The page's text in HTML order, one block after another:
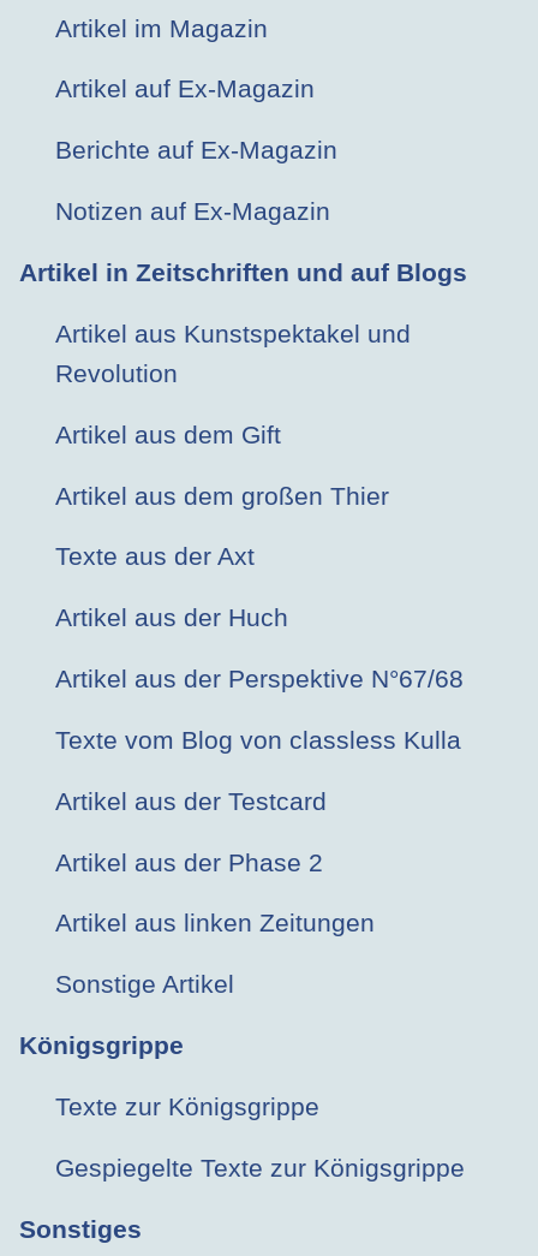
Artikel im Magazin
Artikel auf Ex-Magazin
Berichte auf Ex-Magazin
Notizen auf Ex-Magazin
Artikel in Zeitschriften und auf Blogs
Artikel aus Kunstspektakel und
Revolution
Artikel aus dem Gift
Artikel aus dem großen Thier
Texte aus der Axt
Artikel aus der Huch
Artikel aus der Perspektive N°67/68
Texte vom Blog von classless Kulla
Artikel aus der Testcard
Artikel aus der Phase 2
Artikel aus linken Zeitungen
Sonstige Artikel
Königsgrippe
Texte zur Königsgrippe
Gespiegelte Texte zur Königsgrippe
Sonstiges